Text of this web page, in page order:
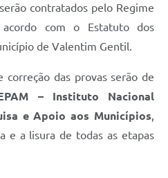
contratados pelo Regime
acordo com o Estatuto dos
de Valentim Gentil.
correção das provas serão de
– Instituto Nacional
e Apoio aos Municípios
e a lisura de todas as etapas